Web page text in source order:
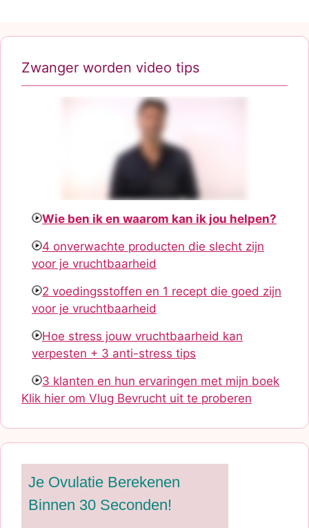
Zwanger worden video tips
Wie ben ik en waarom kan ik jou helpen?
4 onverwachte producten die slecht zijn
voor je vruchtbaarheid
2 voedingsstoffen en 1 recept die goed zijn
voor je vruchtbaarheid
Hoe stress jouw vruchtbaarheid kan
verpesten + 3 anti-stress tips
3 klanten en hun ervaringen met mijn boek
Klik hier om Vlug Bevrucht uit te proberen
Je Ovulatie Berekenen
Binnen 30 Seconden!